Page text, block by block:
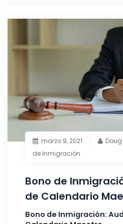
marzo 9, 2021
de Inmigración
Bono de
de Calendario
Bono de Inmigración: